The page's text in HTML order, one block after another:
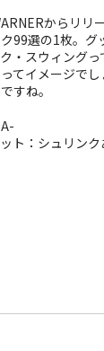
からリリ
99選の1枚。グ
・スウィング
てイメージで
すね。
ト：シュリン